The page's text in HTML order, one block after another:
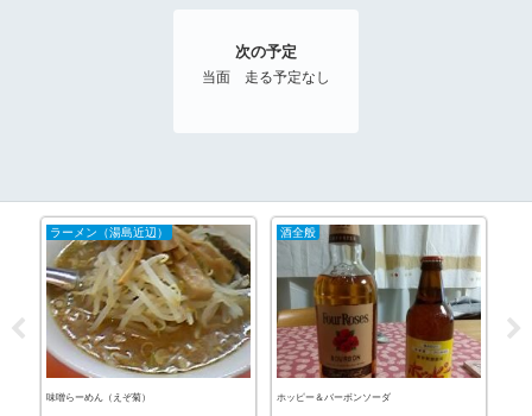
次の予定
当面 走る予定なし
ラーメン（湯島近辺）
味噌らーめん（えぞ菊）
酒全般
ホッピー＆バーボンソーダ